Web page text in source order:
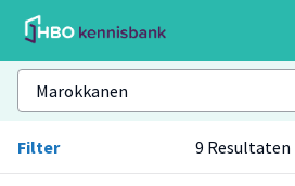
Filter 9 Resultaten